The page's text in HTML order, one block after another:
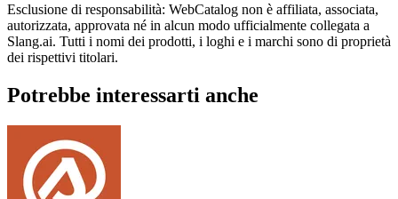
Esclusione di responsabilità: WebCatalog non è affiliata, associata,
autorizzata, approvata né in alcun modo ufficialmente collegata a
Slang.ai. Tutti i nomi dei prodotti, i loghi e i marchi sono di proprietà
dei rispettivi titolari.
Potrebbe interessarti anche